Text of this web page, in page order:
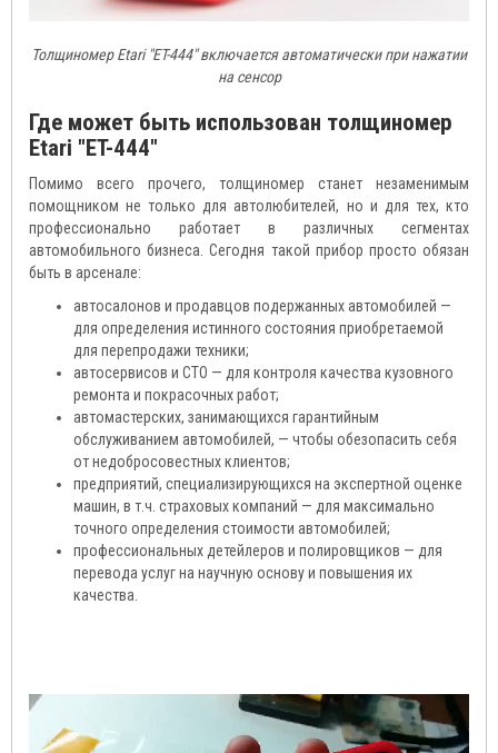
Толщиномер Etari "ET-444" включается автоматически при нажатии
на сенсор
Где может быть использован толщиномер
Etari "ET-444"
Помимо всего прочего, толщиномер станет незаменимым
помощником не только для автолюбителей, но и для тех, кто
профессионально работает в различных сегментах
автомобильного бизнеса. Сегодня такой прибор просто обязан
быть в арсенале:
автосалонов и продавцов подержанных автомобилей —
для определения истинного состояния приобретаемой
для перепродажи техники;
автосервисов и СТО — для контроля качества кузовного
ремонта и покрасочных работ;
автомастерских, занимающихся гарантийным
обслуживанием автомобилей, — чтобы обезопасить себя
от недобросовестных клиентов;
предприятий, специализирующихся на экспертной оценке
машин, в т.ч. страховых компаний — для максимально
точного определения стоимости автомобилей;
профессиональных детейлеров и полировщиков — для
перевода услуг на научную основу и повышения их
качества.